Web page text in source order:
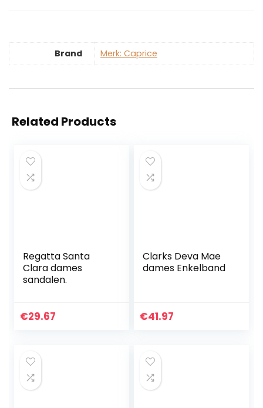
Brand Merk: Caprice
Related Products
Regatta Santa
Clara dames
sandalen.
€29.67
Clarks Deva Mae
dames Enkelband
€41.97